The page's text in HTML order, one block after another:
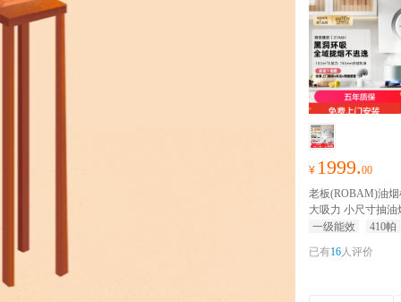
¥ 1999.00
老板(ROBAM)油烟
大吸力 小尺寸抽油
吸 吸油烟机 单烟
10Pa静压速排，低
一级能效
410帕
已有16人评价